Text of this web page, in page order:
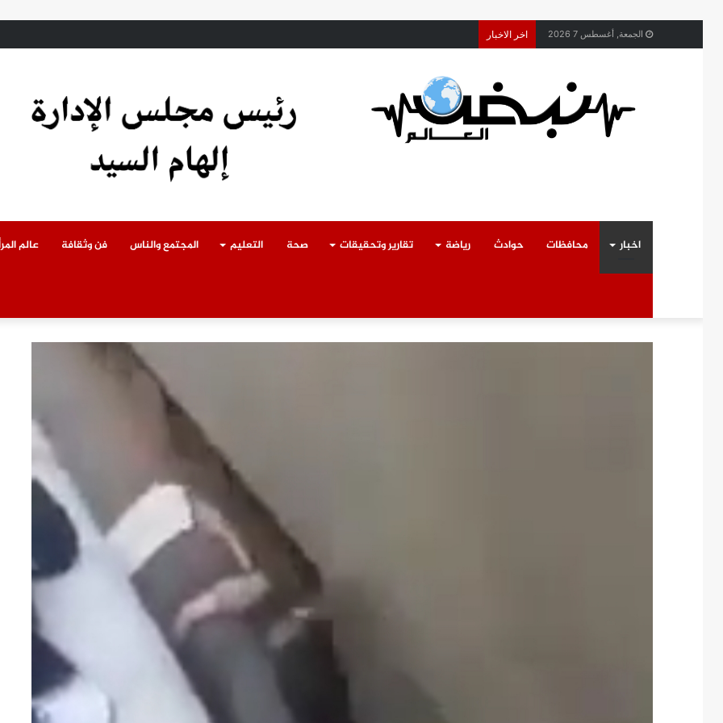
الجمعة, أغسطس 7 2026 اخر الاخبار
اخبار محافظات حوادث رياضة تقارير وتحقيقات صحة التعليم المجتمع والناس فن وثقافة عالم